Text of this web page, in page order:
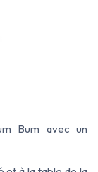
Bum avec un